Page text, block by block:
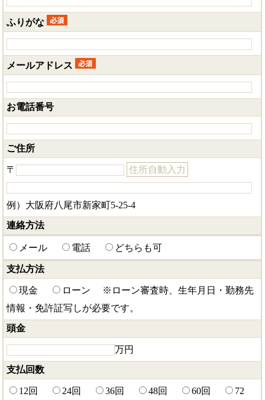
ふりがな
メールアドレス
お電話番号
ご住所
〒 住所自動入力
例）大阪府八尾市新家町5-25-4
連絡方法
メール 電話 どちらも可
支払方法
現金 ローン ※ローン審査時、生年月日・勤務先
情報・免許証写しが必要です。
頭金
万円
支払回数
12回 24回 36回 48回 60回
72